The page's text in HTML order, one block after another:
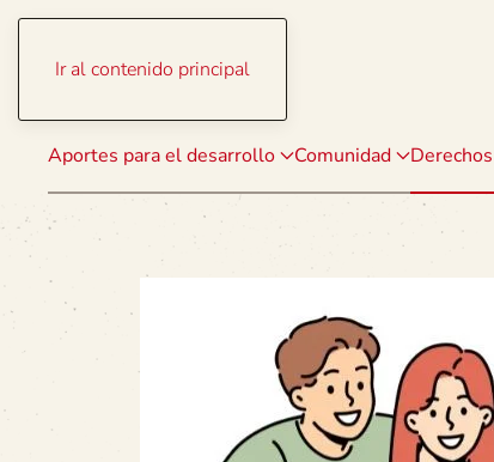
Ir al contenido principal
Aportes para el desarrollo Comunidad Derechos